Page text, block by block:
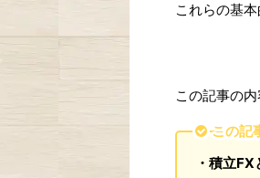
これらの基
この記事の
この記
・積立FX